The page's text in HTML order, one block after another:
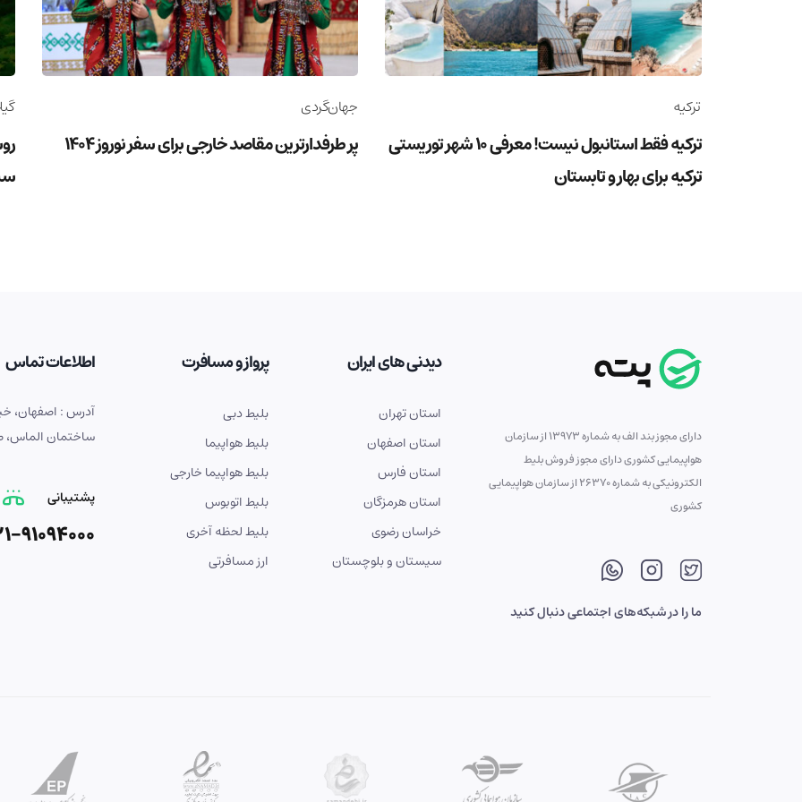
ترکیه
ترکیه فقط استانبول نیست! معرفی 10 شهر توریستی
ترکیه برای بهار و تابستان
جهان‌گردی
پر طرفدارترین مقاصد خارجی برای سفر نوروز 1404
دارای مجوز بند الف به شماره 13973 از سازمان
هواپیمایی کشوری دارای مجوز فروش بلیط
الکترونیکی به شماره 26370 از سازمان هواپیمایی
کشوری
ما را در شبکه‌های اجتماعی دنبال کنید
دیدنی های ایران
استان تهران
استان اصفهان
استان فارس
استان هرمزگان
خراسان رضوی
سیستان و بلوچستان
پرواز و مسافرت
بلیط دبی
بلیط هواپیما
بلیط هواپیما خارجی
بلیط اتوبوس
بلیط لحظه آخری
ارز مسافرتی
اطلاعات تماس
ساختمان الماس،
پشتیبانی
91094000